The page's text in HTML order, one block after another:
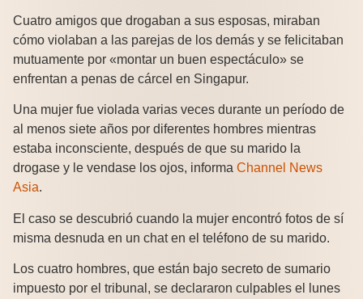
Cuatro amigos que drogaban a sus esposas, miraban
cómo violaban a las parejas de los demás y se felicitaban
mutuamente por «montar un buen espectáculo» se
enfrentan a penas de cárcel en Singapur.
Una mujer fue violada varias veces durante un período de
al menos siete años por diferentes hombres mientras
estaba inconsciente, después de que su marido la
drogase y le vendase los ojos, informa Channel News
Asia.
El caso se descubrió cuando la mujer encontró fotos de sí
misma desnuda en un chat en el teléfono de su marido.
Los cuatro hombres, que están bajo secreto de sumario
impuesto por el tribunal, se declararon culpables el lunes